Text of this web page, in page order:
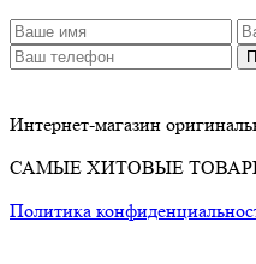
Интернет-магазин
САМЫЕ ХИТОВЫЕ
Политика